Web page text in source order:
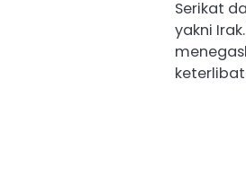
Serikat
yakni